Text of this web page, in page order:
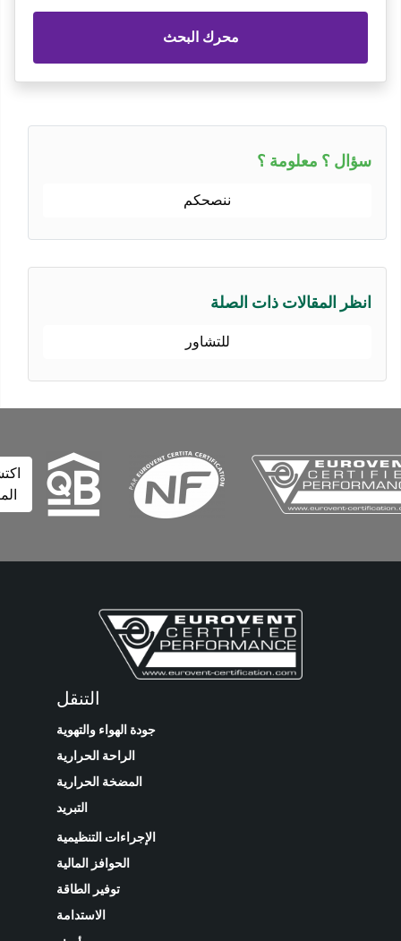
محرك البحث
؟ معلومة ؟
ننصحكم
المقالات ذات الصلة
للتشاور
اكتشف
المزيد
التنقل
جودة الهواء والتهوية
الراحة الحرارية
المضخة الحرارية
الإجراءات التنظيمية
الحوافز المالية
توفير الطاقة
الاستدامة